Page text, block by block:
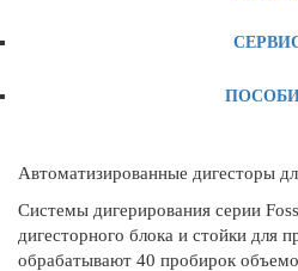
Автоматизированные дигесторы
Системы дигерирования серии
дигесторного блока и стойки для
обрабатывают 40 пробирок